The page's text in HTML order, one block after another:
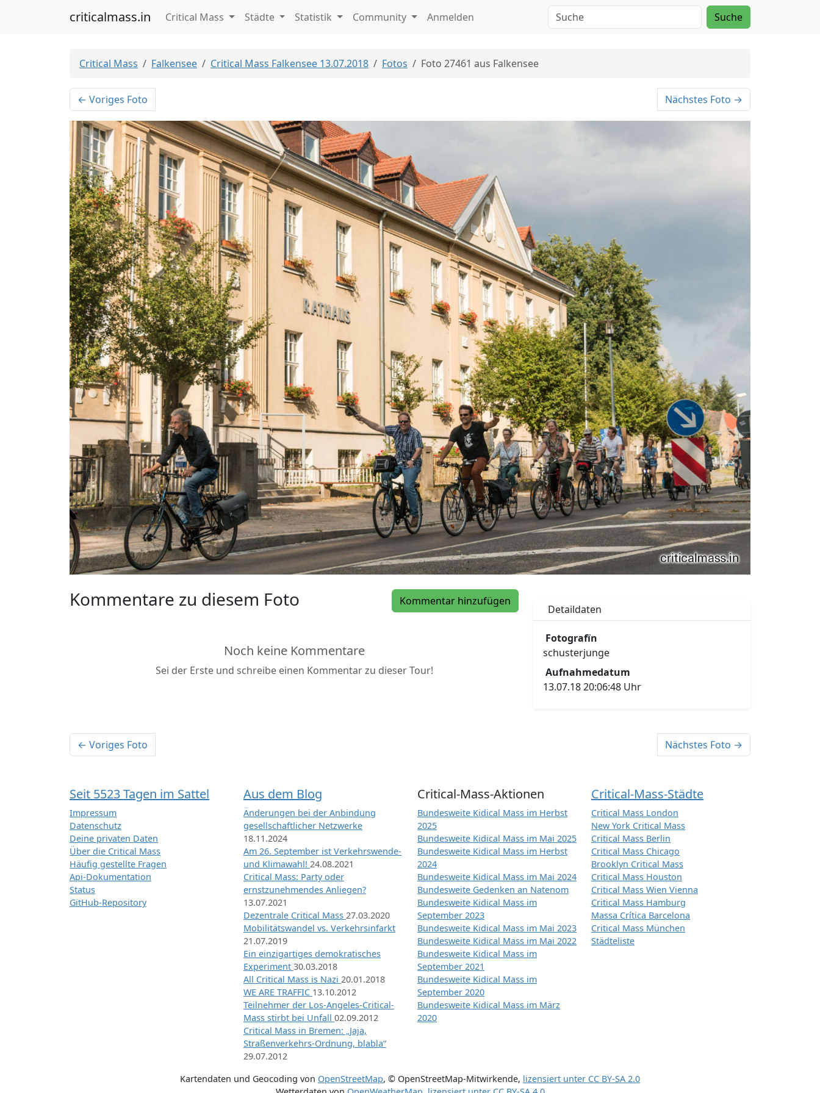
criticalmass.in Critical Mass Städte Statistik Community Anmelden Suche
Critical Mass Falkensee Critical Mass Falkensee 13.07.2018 Fotos Foto 27461 aus Falkensee
← Voriges Foto Nächstes Foto →
Kommentar hinzufügen
Kommentare zu diesem Foto
Noch keine Kommentare
Sei der Erste und schreibe einen Kommentar zu dieser Tour!
Detaildaten
Fotografïn
schusterjunge
Aufnahmedatum
13.07.18 20:06:48 Uhr
← Voriges Foto Nächstes Foto →
Seit 5523 Tagen im Sattel
Impressum
Datenschutz
Deine privaten Daten
Über die Critical Mass
Häufig gestellte Fragen
Api-Dokumentation
Status
GitHub-Repository
Aus dem Blog
Änderungen bei der Anbindung
gesellschaftlicher Netzwerke
18.11.2024
Am 26. September ist Verkehrswende-
und Klimawahl! 24.08.2021
Critical Mass: Party oder
ernstzunehmendes Anliegen?
13.07.2021
Dezentrale Critical Mass 27.03.2020
Mobilitätswandel vs. Verkehrsinfarkt
21.07.2019
Ein einzigartiges demokratisches
Experiment 30.03.2018
All Critical Mass is Nazi 20.01.2018
WE ARE TRAFFIC 13.10.2012
Teilnehmer der Los-Angeles-Critical-
Mass stirbt bei Unfall 02.09.2012
Critical Mass in Bremen: „Jaja,
Straßenverkehrs-Ordnung, blabla“
29.07.2012
Critical-Mass-Aktionen
Bundesweite Kidical Mass im Herbst
2025
Bundesweite Kidical Mass im Mai 2025
Bundesweite Kidical Mass im Herbst
2024
Bundesweite Kidical Mass im Mai 2024
Bundesweite Gedenken an Natenom
Bundesweite Kidical Mass im
September 2023
Bundesweite Kidical Mass im Mai 2023
Bundesweite Kidical Mass im Mai 2022
Bundesweite Kidical Mass im
September 2021
Bundesweite Kidical Mass im
September 2020
Bundesweite Kidical Mass im März
2020
Critical-Mass-Städte
Critical Mass London
New York Critical Mass
Critical Mass Berlin
Critical Mass Chicago
Brooklyn Critical Mass
Critical Mass Houston
Critical Mass Wien Vienna
Critical Mass Hamburg
Massa Crítica Barcelona
Critical Mass München
Städteliste
Kartendaten und Geocoding von OpenStreetMap, © OpenStreetMap-Mitwirkende, lizensiert unter CC BY-SA 2.0